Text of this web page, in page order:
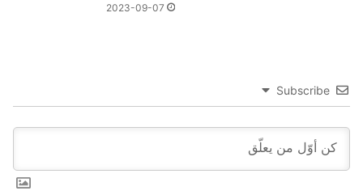
2023-09-07
Subscribe